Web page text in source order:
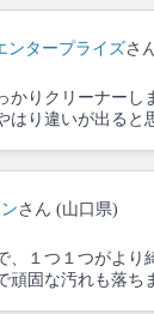
ンタープライズさ
かりクリーナーし
はり違いが出ると
さん (山口県)
、１つ１つがより
頑固な汚れも落ち